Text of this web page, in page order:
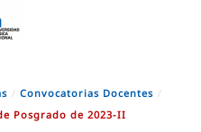
Convocatorias Docentes
Posgrado de 2023-II